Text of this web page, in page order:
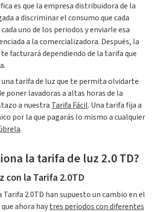
es que la empresa distribuidora de la
a discriminar el consumo que cada
uno de los periodos y enviarle esa
a la comercializadora. Después, la
facturará dependiendo de la tarifa que
una tarifa de luz que te permita olvidarte
poner lavadoras a altas horas de la
a nuestra Tarifa Fácil. Una tarifa fija a
por la que pagarás lo mismo a cualquier
.
la tarifa de luz 2.0 TD?
con la Tarifa 2.0TD
Tarifa 2.0TD han supuesto un cambio en el
ahora haytres periodos con diferentes